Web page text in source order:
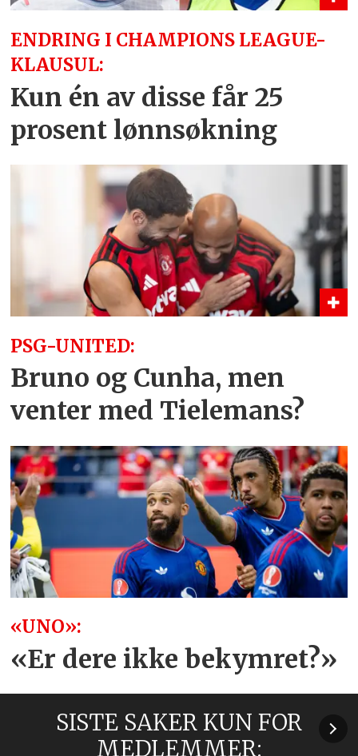
ENDRING I CHAMPIONS LEAGUE-
KLAUSUL:
Kun én av disse får 25
prosent lønnsøkning
PSG-UNITED:
Bruno og Cunha, men
venter med Tielemans?
«UNO»:
«Er dere ikke bekymret?»
SISTE SAKER KUN FOR
MEDLEMMER: